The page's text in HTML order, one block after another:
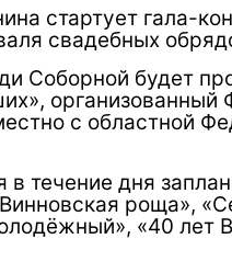
стартует гала-
свадебных
Соборной будет
с областной
течение дня
роща»,
«40 лет